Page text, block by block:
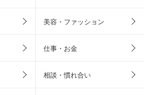
美容・ファッション
仕事・お金
相談・慣れ合い